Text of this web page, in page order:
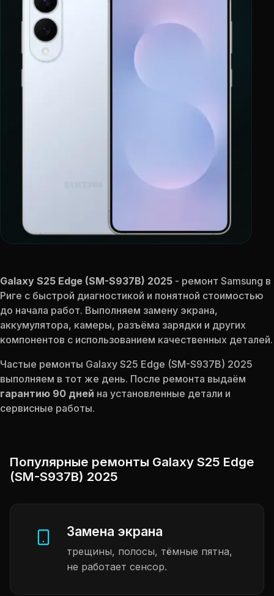
Galaxy S25 Edge (SM-S937B) 2025 - ремонт Samsung в
Риге с быстрой диагностикой и понятной стоимостью
до начала работ. Выполняем замену экрана,
аккумулятора, камеры, разъёма зарядки и других
компонентов с использованием качественных деталей.
Частые ремонты Galaxy S25 Edge (SM-S937B) 2025
выполняем в тот же день. После ремонта выдаём
гарантию 90 дней на установленные детали и
сервисные работы.
Популярные ремонты Galaxy S25 Edge
(SM-S937B) 2025
Замена экрана
трещины, полосы, тёмные пятна,
не работает сенсор.